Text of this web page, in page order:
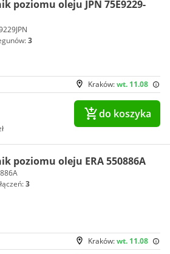
poziomu oleju JPN 75E9229-
3
Kraków:wt. 11.08
do koszyka
poziomu oleju ERA 550886A
3
Kraków:wt. 11.08